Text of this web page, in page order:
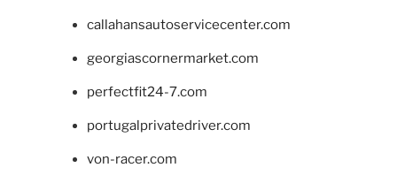
callahansautoservicecenter.com
georgiascornermarket.com
perfectfit24-7.com
portugalprivatedriver.com
von-racer.com